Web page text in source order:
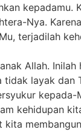
kepadamu.
Nya.
terjadilah
Allah.
layak dan
kehidupan